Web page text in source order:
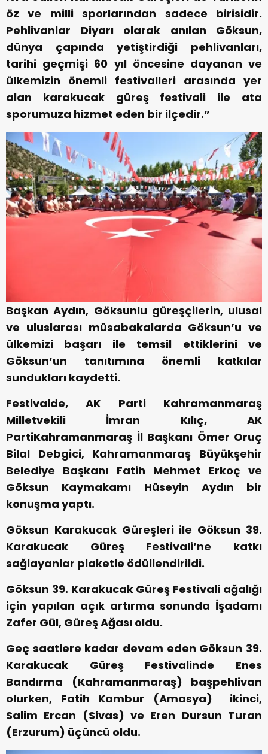
öz ve milli sporlarından sadece birisidir.
Pehlivanlar Diyarı olarak anılan Göksun,
dünya çapında yetiştirdiği pehlivanları,
tarihi geçmişi 60 yıl öncesine dayanan ve
ülkemizin önemli festivalleri arasında yer
alan karakucak güreş festivali ile ata
sporumuza hizmet eden bir ilçedir.”
Başkan Aydın, Göksunlu güreşçilerin, ulusal
ve uluslarası müsabakalarda Göksun’u ve
ülkemizi başarı ile temsil ettiklerini ve
Göksun’un tanıtımına önemli katkılar
sundukları kaydetti.
Festivalde, AK Parti Kahramanmaraş
Milletvekili İmran Kılıç, AK
PartiKahramanmaraş İl Başkanı Ömer Oruç
Bilal Debgici, Kahramanmaraş Büyükşehir
Belediye Başkanı Fatih Mehmet Erkoç ve
Göksun Kaymakamı Hüseyin Aydın bir
konuşma yaptı.
Göksun Karakucak Güreşleri ile Göksun 39.
Karakucak Güreş Festivali’ne katkı
sağlayanlar plaketle ödüllendirildi.
Göksun 39. Karakucak Güreş Festivali ağalığı
için yapılan açık artırma sonunda İşadamı
Zafer Gül, Güreş Ağası oldu.
Geç saatlere kadar devam eden Göksun 39.
Karakucak Güreş Festivalinde Enes
Bandırma (Kahramanmaraş) başpehlivan
olurken, Fatih Kambur (Amasya) ikinci,
Salim Ercan (Sivas) ve Eren Dursun Turan
(Erzurum) üçüncü oldu.